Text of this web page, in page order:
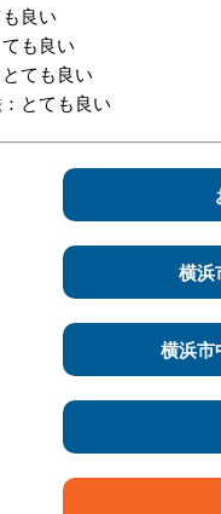
良い
も良い
ても良い
とても良い
横浜
横浜市